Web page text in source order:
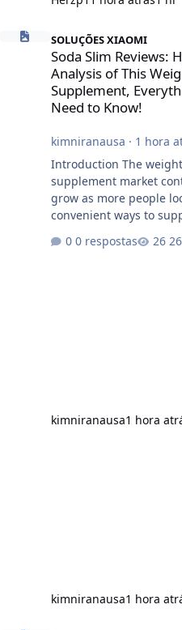
Slim Reviews: Honest
SOLUÇÕES XIAOMI
Soda Slim Reviews:
Analysis of This
Supplement,
Need to Know!
kimniranausa · 1 hora
Introduction The
supplement market
grow as more people
convenient ways to
goals. Among the
scientific evidence
0 respostas
kimniranausa1 hora
kimniranausa1 hora